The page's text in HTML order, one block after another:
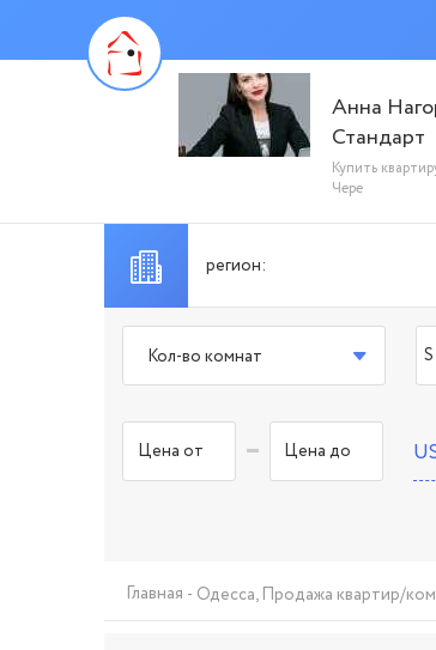
Анна
Стандарт
Купить
Чере
Кол-во комнат
-
Главная Одесса, Продажа квартир/